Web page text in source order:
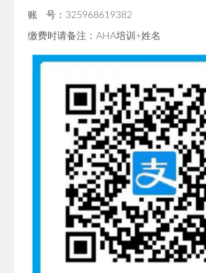
账 号：325968619382
缴费时请备注：AHA培训+姓名